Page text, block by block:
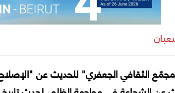
الثقافي الجعفري" للحديث عن